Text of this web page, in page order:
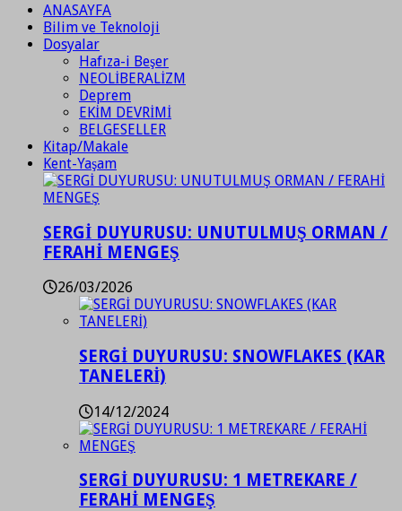
ANASAYFA
Bilim ve Teknoloji
Dosyalar
Hafıza-i Beşer
NEOLİBERALİZM
Deprem
EKİM DEVRİMİ
BELGESELLER
Kitap/Makale
Kent-Yaşam
SERGİ DUYURUSU: UNUTULMUŞ ORMAN /
FERAHİ MENGEŞ
26/03/2026
SERGİ DUYURUSU: SNOWFLAKES (KAR
TANELERİ)
14/12/2024
SERGİ DUYURUSU: 1 METREKARE /
FERAHİ MENGEŞ